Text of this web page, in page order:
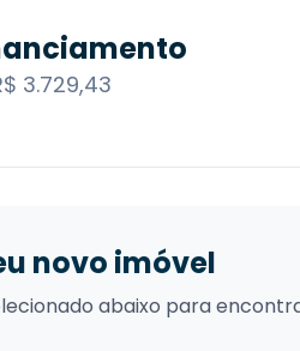
3.729,43
novo imóvel
abaixo para